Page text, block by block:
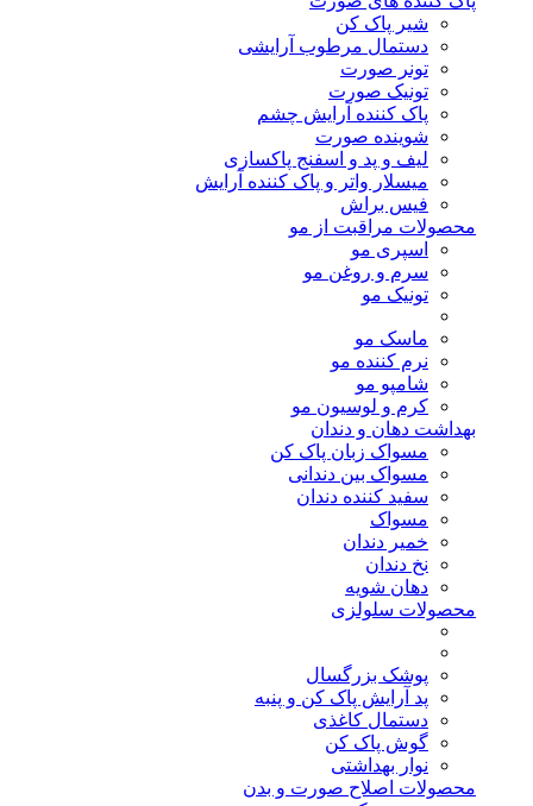
شیر پاک کن
دستمال مرطوب آرایشی
تونر صورت
تونیک صورت
پاک کننده آرایش چشم
شوینده صورت
لیف و پد و اسفنج پاکسازی
میسلار واتر و پاک کننده آرایش
فیس براش
محصولات مراقبت از مو
اسپری مو
سرم و روغن مو
تونیک مو
ماسک مو
نرم کننده مو
شامپو مو
کرم و لوسیون مو
بهداشت دهان و دندان
مسواک زبان پاک کن
مسواک بین دندانی
سفید کننده دندان
مسواک
خمیر دندان
نخ دندان
دهان شویه
محصولات سلولزی
پوشک بزرگسال
پد آرایش پاک کن و پنبه
دستمال کاغذی
گوش پاک کن
نوار بهداشتی
محصولات اصلاح صورت و بدن